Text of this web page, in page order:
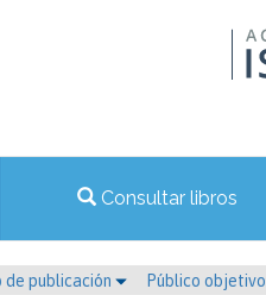
Consultar libros
de publicación Público objetivo